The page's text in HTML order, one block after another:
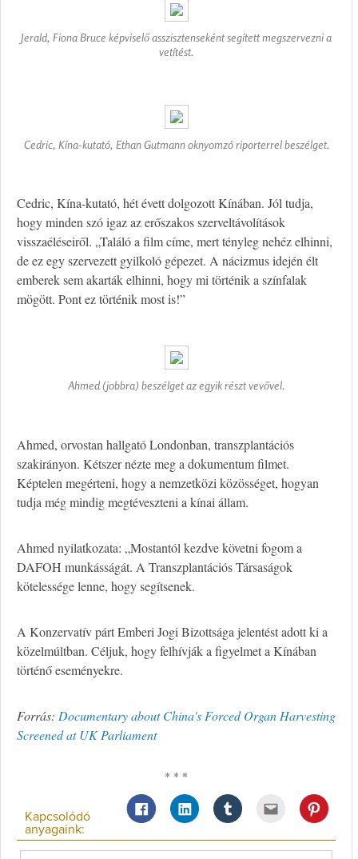
Jerald, Fiona Bruce képviselő asszisztenseként segített megszervezni a
vetítést.
Cedric, Kína-kutató, Ethan Gutmann oknyomzó riporterrel beszélget.
Cedric, Kína-kutató, hét évett dolgozott Kínában. Jól tudja,
hogy minden szó igaz az erőszakos szerveltávolítások
visszaéléseiről. „Találó a film címe, mert tényleg nehéz elhinni,
de ez egy szervezett gyilkoló gépezet. A nácizmus idején élt
emberek sem akarták elhinni, hogy mi történik a színfalak
mögött. Pont ez történik most is!”
Ahmed (jobbra) beszélget az egyik részt vevővel.
Ahmed, orvostan hallgató Londonban, transzplantációs
szakirányon. Kétszer nézte meg a dokumentum filmet.
Képtelen megérteni, hogy a nemzetközi közösséget, hogyan
tudja még mindig megtéveszteni a kínai állam.
Ahmed nyilatkozata: „Mostantól kezdve követni fogom a
DAFOH munkásságát. A Transzplantációs Társaságok
kötelessége lenne, hogy segítsenek.
A Konzervatív párt Emberi Jogi Bizottsága jelentést adott ki a
közelmúltban. Céljuk, hogy felhívják a figyelmet a Kínában
történő eseményekre.
Forrás: Documentary about China's Forced Organ Harvesting
Screened at UK Parliament
* * *
Kapcsolódó
anyagaink: